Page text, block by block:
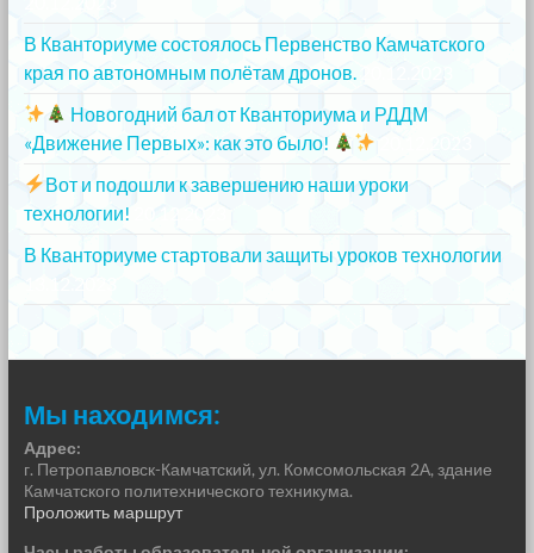
В Кванториуме состоялось Первенство Камчатского
края по автономным полётам дронов.
Новогодний бал от Кванториума и РДДМ
«Движение Первых»: как это было!
Вот и подошли к завершению наши уроки
технологии!
В Кванториуме стартовали защиты уроков технологии
Мы находимся:
Адрес:
г. Петропавловск-Камчатский, ул. Комсомольская 2А, здание
Камчатского политехнического техникума.
Проложить маршрут